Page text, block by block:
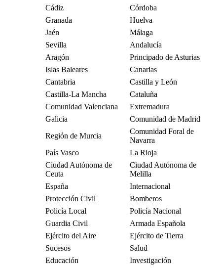
Cádiz
Córdoba
Granada
Huelva
Jaén
Málaga
Sevilla
Andalucía
Aragón
Principado de Asturias
Islas Baleares
Canarias
Cantabria
Castilla y León
Castilla-La Mancha
Cataluña
Comunidad Valenciana
Extremadura
Galicia
Comunidad de Madrid
Región de Murcia
Comunidad Foral de
Navarra
País Vasco
La Rioja
Ciudad Autónoma de
Ceuta
Ciudad Autónoma de
Melilla
España
Internacional
Protección Civil
Bomberos
Policía Local
Policía Nacional
Guardia Civil
Armada Española
Ejército del Aire
Ejército de Tierra
Sucesos
Salud
Educación
Investigación